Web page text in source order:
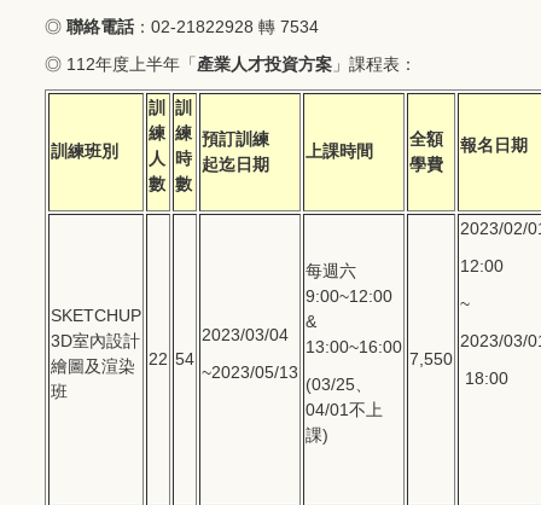
◎ 聯絡電話：02-21822928 轉 7534
◎ 112年度上半年「產業人才投資方案 」課程表：
訓練班別
訓
練
人
數
訓
練
時
數
預訂訓練
起迄日期
上課時間
全額
學費
報名日期
SKETCHUP
3D室內設計
繪圖及渲染
班
22 54
2023/03/04
~2023/05/13
每週六
9:00~12:00
&
13:00~16:00
(03/25、
04/01不上
課)
7,550
2023/02/
12:00
~
2023/03/
18:00